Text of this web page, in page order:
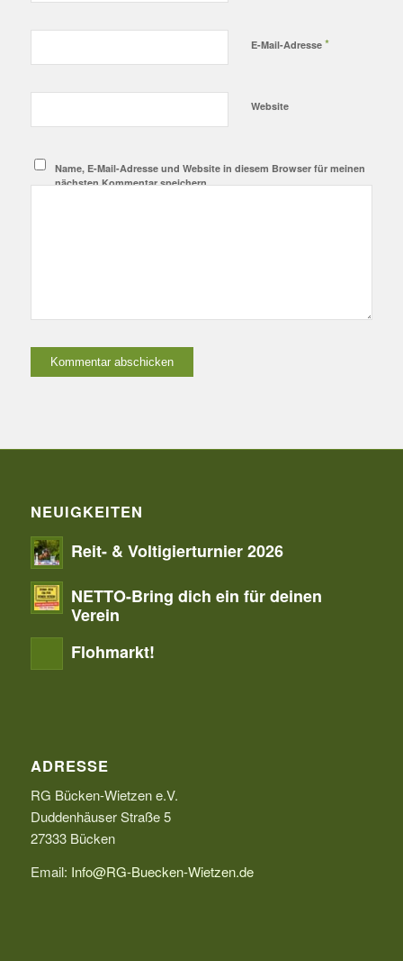
E-Mail-Adresse *
Website
Name, E-Mail-Adresse und Website in diesem Browser für meinen
nächsten Kommentar speichern.
NEUIGKEITEN
Reit- & Voltigierturnier 2026
NETTO-Bring dich ein für deinen
Verein
Flohmarkt!
ADRESSE
RG Bücken-Wietzen e.V.
Duddenhäuser Straße 5
27333 Bücken
Email: Info@RG-Buecken-Wietzen.de